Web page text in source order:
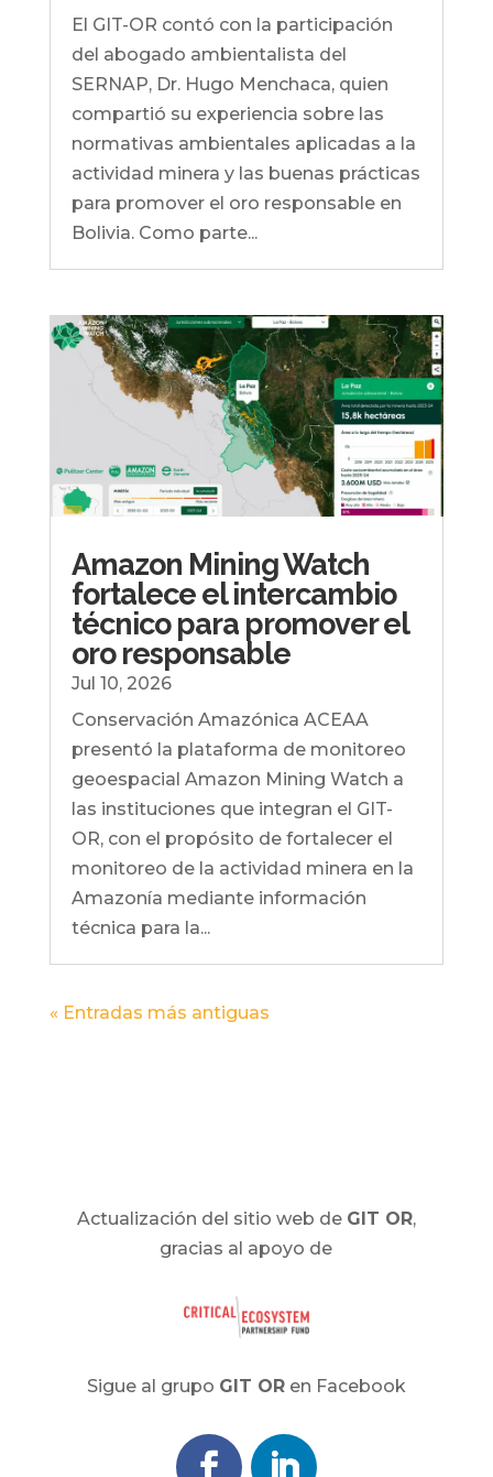
El GIT-OR contó con la participación
del abogado ambientalista del
SERNAP, Dr. Hugo Menchaca, quien
compartió su experiencia sobre las
normativas ambientales aplicadas a la
actividad minera y las buenas prácticas
para promover el oro responsable en
Bolivia. Como parte...
Amazon Mining Watch
fortalece el intercambio
técnico para promover el
oro responsable
Jul 10, 2026
Conservación Amazónica ACEAA
presentó la plataforma de monitoreo
geoespacial Amazon Mining Watch a
las instituciones que integran el GIT-
OR, con el propósito de fortalecer el
monitoreo de la actividad minera en la
Amazonía mediante información
técnica para la...
« Entradas más antiguas
Actualización del sitio web de GIT OR,
gracias al apoyo de
Sigue al grupo GIT ORen Facebook